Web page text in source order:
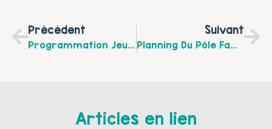
Précédent
Programmation Jeunesse Et Familles Du Réseau De Bibliothèques Du Quadrant À Boulogne Sur Mer !
Suivant
Planning Du Pôle Famille Et Parentalité(s) Du Nautilus Pour Les Vacances De Février 2025.
Articles en lien